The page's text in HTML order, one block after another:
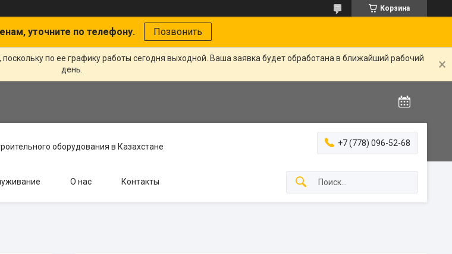
Корзина
уточните по телефону. Позвонить
по ее графику работы сегодня выходной. Ваша заявка будет обработана в ближайший рабочий
день.
оборудования в Казахстане +7 (778) 096-52-68
О нас Контакты